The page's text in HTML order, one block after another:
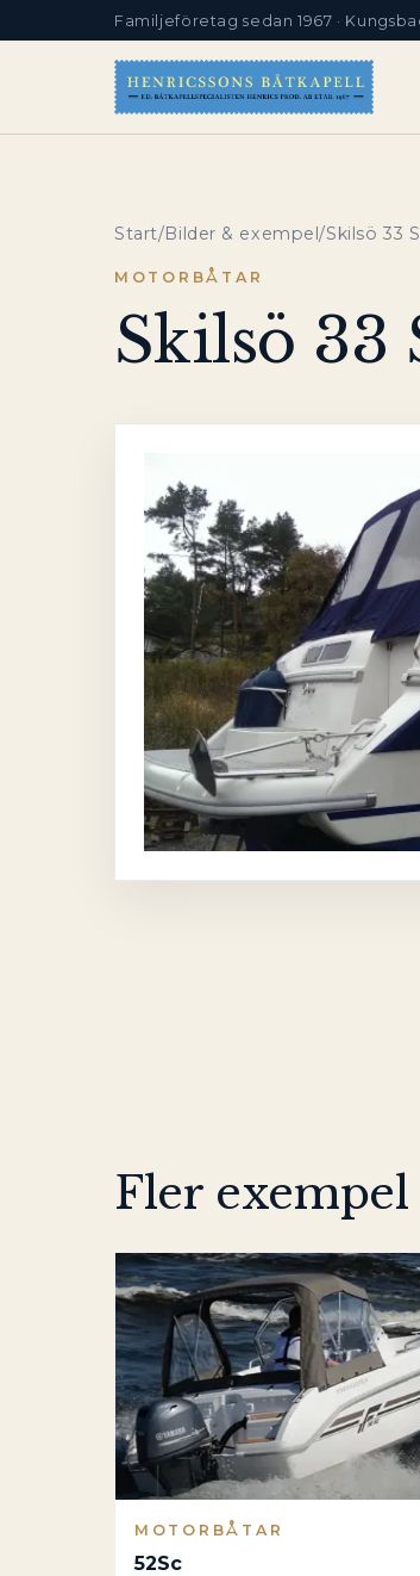
Familjeföretag sedan 1967 ·
Start/Bilder & exempel/Skilsö 33
MOTORBÅTAR
Skilsö 33
Fler exempel
MOTORBÅTAR
52Sc